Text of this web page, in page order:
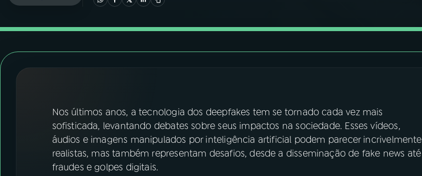
ACOMPANHE A RÁDIO NACIONAL
YouTube Facebook
Instagram X
Nos últimos anos, a tecnologia dos deepfakes tem se tornado cada vez mais
sofisticada, levantando debates sobre seus impactos na sociedade. Esses vídeos,
áudios e imagens manipulados por inteligência artificial podem parecer incrivelmente
realistas, mas também representam desafios, desde a disseminação de fake news até
fraudes e golpes digitais.